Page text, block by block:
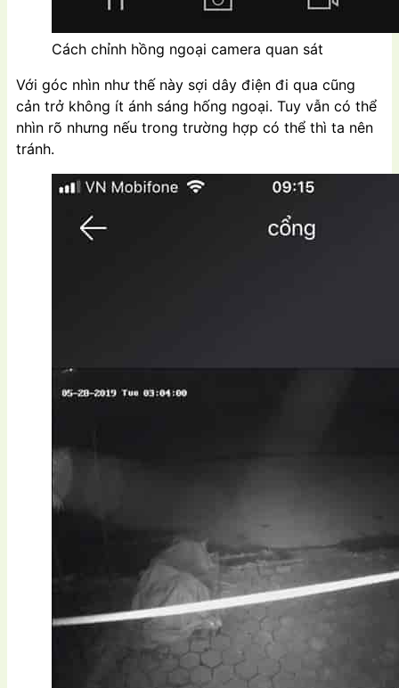
Cách chỉnh hồng ngoại camera quan sát
Với góc nhìn như thế này sợi dây điện đi qua cũng
cản trở không ít ánh sáng hống ngoại. Tuy vẫn có thể
nhìn rõ nhưng nếu trong trường hợp có thể thì ta nên
tránh.